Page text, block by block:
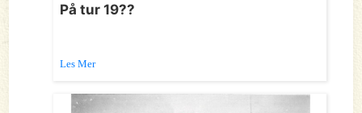
På tur 19??
Les Mer